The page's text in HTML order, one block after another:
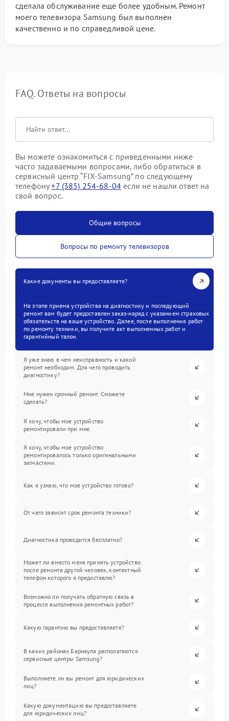
сделала обслуживание еще более удобным. Ремонт
моего телевизора Samsung был выполнен
качественно и по справедливой цене.
FAQ. Ответы на вопросы
Вы можете ознакомиться с приведенными ниже
часто задаваемыми вопросами, либо обратиться в
сервисный центр “FIX-Samsung” по следующему
телефону+7 (385) 254-68-04 если не нашли ответ на
свой вопрос.
Общие вопросы
Вопросы по ремонту телевизоров
Какие документы вы предоставляете?
На этапе приема устройства на диагностику и последующий
ремонт вам будет предоставлен заказ-наряд с указанием страховых
обязательств на ваше устройство. Далее, после выполнения работ
по ремонту техники, вы получите акт выполненных работ и
гарантийный талон.
Я уже знаю в чем неисправность и какой
ремонт необходим. Для чего проводить
диагностику?
Мне нужен срочный ремонт. Сможете
сделать?
Я хочу, чтобы мое устройство
ремонтировали при мне.
Я хочу, чтобы мое устройство
ремонтировалось только оригинальными
запчастями.
Как я узнаю, что мое устройство готово?
От чего зависит срок ремонта техники?
Диагностика проводится бесплатно?
Может ли вместо меня принять устройство
после ремонта другой человек, контактный
телефон которого я предоставлю?
Возможно ли получать обратную связь в
процессе выполнения ремонтных работ?
Какую гарантию вы предоставляете?
В каких районах Барнаула располагаются
сервисные центры Samsung?
Выполняете ли вы ремонт для юридических
лиц?
Какую документацию вы предоставляете
для юридических лиц?